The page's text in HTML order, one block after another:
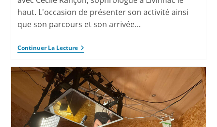
haut. L'occasion de présenter son activité ainsi
que son parcours et son arrivée…
Continuer La Lecture